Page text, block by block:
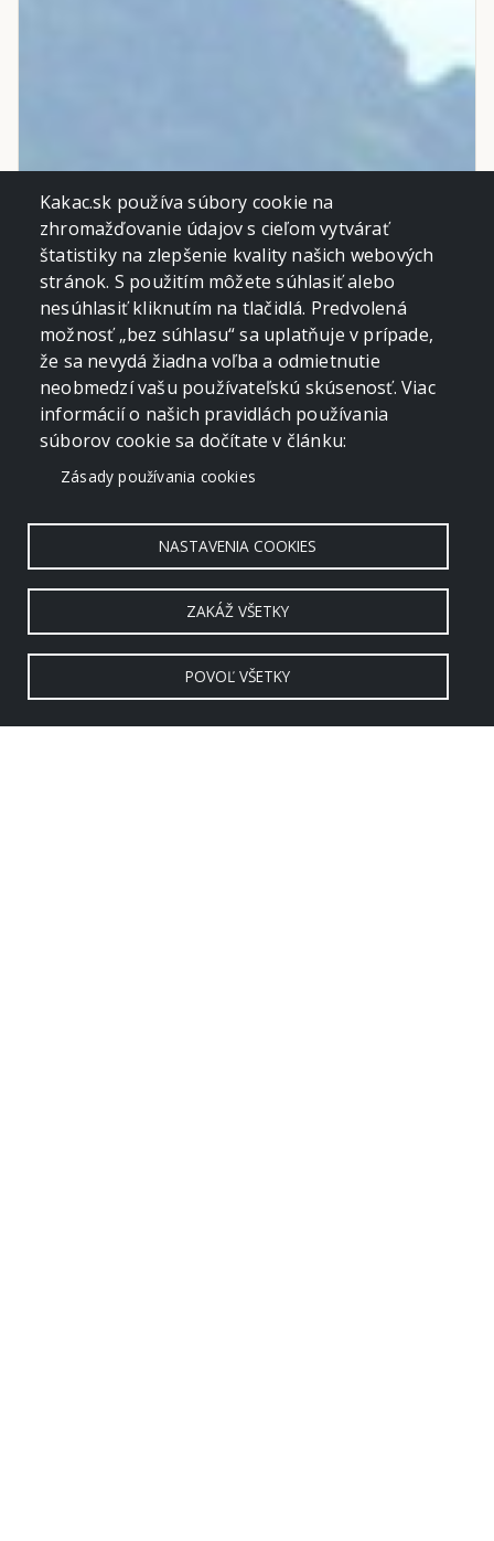
Kakac.sk používa súbory cookie na
zhromažďovanie údajov s cieľom vytvárať
štatistiky na zlepšenie kvality našich webových
stránok. S použitím môžete súhlasiť alebo
nesúhlasiť kliknutím na tlačidlá. Predvolená
možnosť „bez súhlasu“ sa uplatňuje v prípade,
že sa nevydá žiadna voľba a odmietnutie
neobmedzí vašu používateľskú skúsenosť. Viac
informácií o našich pravidlách používania
súborov cookie sa dočítate v článku:
Zásady používania cookies
NASTAVENIA COOKIES
ZAKÁŽ VŠETKY
POVOĽ VŠETKY